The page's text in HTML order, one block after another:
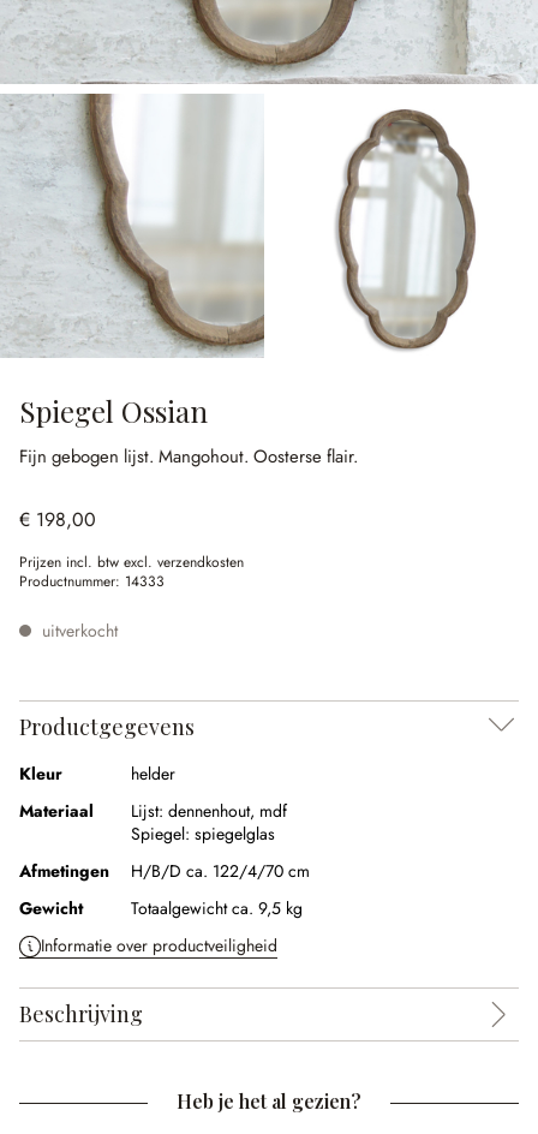
Spiegel Ossian
Fijn gebogen lijst. Mangohout. Oosterse flair.
€ 198,00
Prijzen incl. btw excl. verzendkosten
Productnummer: 14333
uitverkocht
Productgegevens
Kleur
helder
Materiaal
Lijst: dennenhout, mdf
Spiegel: spiegelglas
Afmetingen
H/B/D ca. 122/4/70 cm
Gewicht
Totaalgewicht ca. 9,5 kg
Informatie over productveiligheid
Beschrijving
Heb je het al gezien?